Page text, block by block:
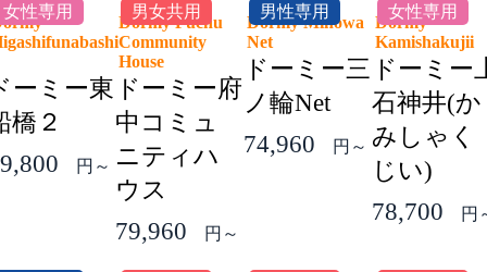
女性専用
ーミー東
橋２
円～
男女共用
Dormy Fuchu
Community
House
ドーミー府
中コミュ
ニティハ
ウス
79,960
円～
男性専用
Dormy Minowa
Net
ドーミー三
ノ輪Net
74,960
円～
女性専用
Dormy
ドーミー
石神井(か
みしゃく
じい)
78,700
円